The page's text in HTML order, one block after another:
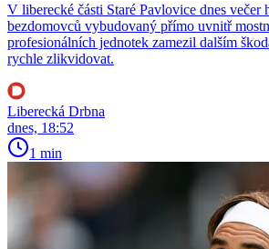
V liberecké části Staré Pavlovice dnes večer
bezdomovců vybudovaný přímo uvnitř
profesionálních jednotek zamezil dalším
rychle zlikvidovat.
Liberecká Drbna
dnes, 18:52
1 min